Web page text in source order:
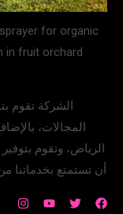
for organic
in fruit orchard
الشركة تقوم
المجالات،
الرياض، وتقوم
أن تستمتع بخدماتنا من